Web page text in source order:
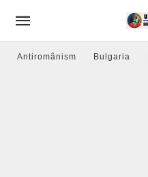
Antiromânism Bulgaria